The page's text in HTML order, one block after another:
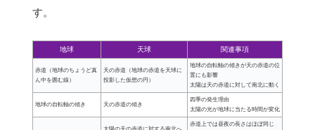
す。
地球 天球 関連事項
赤道（地球のちょうど真
ん中を囲む線）
天の赤道（地球の赤道を天球に
投影した仮想の円）
地球の自転軸の傾きが天の赤道の位
置にも影響
太陽は天の赤道に対して南北に動く
地球の自転軸の傾き 天の赤道の傾き
四季の発生理由
太陽の光が地球に当たる時間が変化
赤道上では昼夜の長さはほぼ同じ